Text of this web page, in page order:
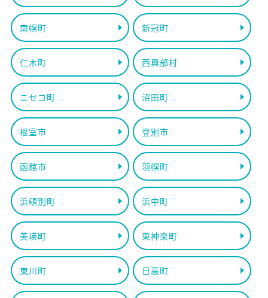
南幌町 新冠町
仁木町 西興部村
ニセコ町 沼田町
根室市 登別市
函館市 羽幌町
浜頓別町 浜中町
美瑛町 東神楽町
東川町 日高町